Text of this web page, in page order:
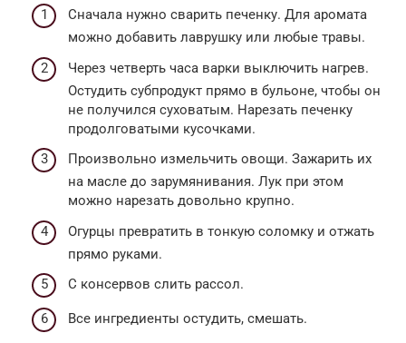
Сначала нужно сварить печенку. Для аромата
можно добавить лаврушку или любые травы.
Через четверть часа варки выключить нагрев.
Остудить субпродукт прямо в бульоне, чтобы он
не получился суховатым. Нарезать печенку
продолговатыми кусочками.
Произвольно измельчить овощи. Зажарить их
на масле до зарумянивания. Лук при этом
можно нарезать довольно крупно.
Огурцы превратить в тонкую соломку и отжать
прямо руками.
С консервов слить рассол.
Все ингредиенты остудить, смешать.